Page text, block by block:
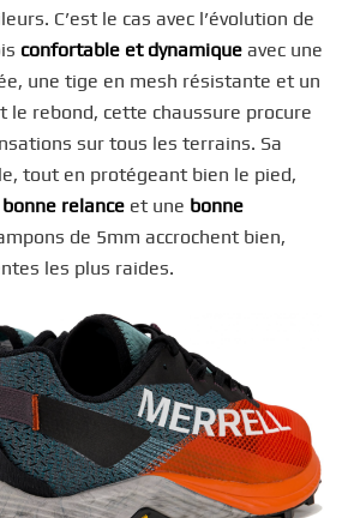
C’est le cas avec l’évolution de
confortable et dynamique avec une
une tige en mesh résistante et un
le rebond, cette chaussure procure
sur tous les terrains. Sa
tout en protégeant bien le pied,
bonne relance et une bonne
de 5mm accrochent bien,
les plus raides.